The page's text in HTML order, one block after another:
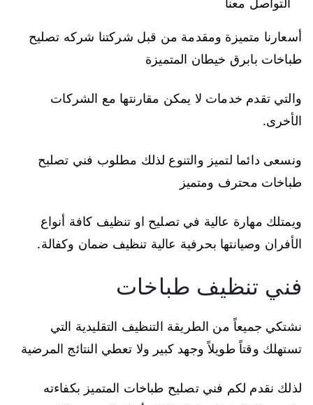
التواصل معنا
أسعارنا متميزة ومقدمة من قبل شركتنا شركه تصليح
طباخات بابرق خيطان المتميزة
والتي تقدم خدمات لا يمكن مقارنتها مع الشركات
الأخرى.
ونسعى دائما لتميز والتنوع لذلك مطلوب فني تصليح
طباخات محترف ومتميز
ويمتلك مهارة عالية في تصليح او تنظيف كافة أنواع
الأفران وصيانتها بحرفية عالية تنظيف ضمان وكفالة.
فني تنظيف طباخات
نشتكي جميعاً من الطريقة التنظيف التقليدية التي
تستهلك وقتاً طويلاً وجهد كبير ولا تعطي النتائج المرضية
لذلك نقدم لكم فني تصليح طباخات المتميز بكفاءته